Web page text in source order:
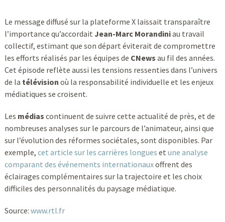
Le message diffusé sur la plateforme X laissait transparaître
l’importance qu’accordait Jean-Marc Morandiniau travail
collectif, estimant que son départ éviterait de compromettre
les efforts réalisés par les équipes de CNews au fil des années.
Cet épisode reflète aussi les tensions ressenties dans l’univers
de la télévision où la responsabilité individuelle et les enjeux
médiatiques se croisent.
Les médias continuent de suivre cette actualité de près, et de
nombreuses analyses sur le parcours de l’animateur, ainsi que
sur l’évolution des réformes sociétales, sont disponibles. Par
exemple, cet article sur les carrières longues et une analyse
comparant des événements internationauxoffrent des
éclairages complémentaires sur la trajectoire et les choix
difficiles des personnalités du paysage médiatique.
Source: www.rtl.fr